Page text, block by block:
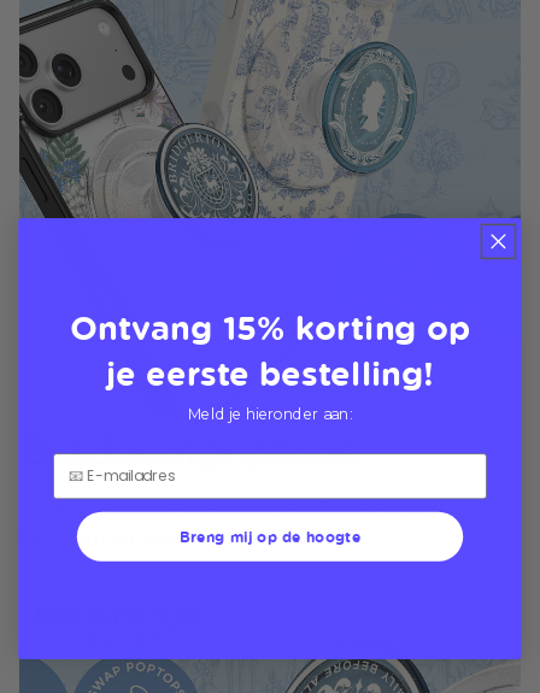
Bescherm je phone
Cases met valbescherming van 3 meter (10 ft)
beschermen je phone tegen schade
Ontvang 15% korting op
je eerste bestelling!
Meld je hieronder aan:
Breng mij op de hoogte